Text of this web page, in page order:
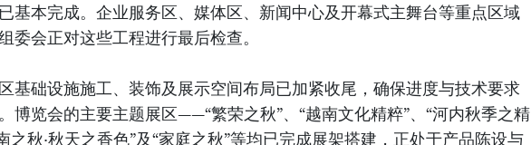
基本完成。企业服务区、媒体区、新闻中心及开幕式主舞台等重点区域
委会正对这些工程进行最后检查。
基础设施施工、装饰及展示空间布局已加紧收尾，确保进度与技术要求
博览会的主要主题展区——“繁荣之秋”、“越南文化精粹”、“河内秋季之精
之秋·秋天之香色”及“家庭之秋”等均已完成展架搭建，正处于产品陈设与